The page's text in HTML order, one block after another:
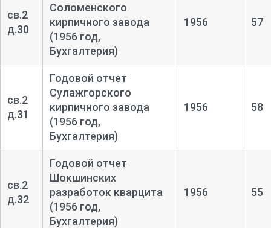
св.2
д.30
Соломенского
кирпичного завода
(1956 год,
Бухгалтерия)
1956 57
св.2
д.31
Годовой отчет
Сулажгорского
кирпичного завода
(1956 год,
Бухгалтерия)
1956 58
св.2
д.32
Годовой отчет
Шокшинских
разработок кварцита
(1956 год,
Бухгалтерия)
1956 55